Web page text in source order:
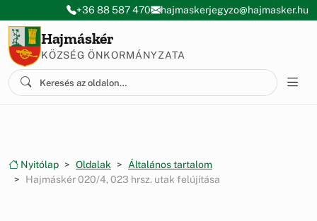
Ugrás a menüre
Ugrás a tartalomra
+36 88 587 470 hajmaskerjegyzo@hajmasker.hu
Hajmáskér
KÖZSÉG ÖNKORMÁNYZATA
Nyitólap Oldalak
Általános tartalom
Hajmáskér 020/4, 023 hrsz. utak felújítása